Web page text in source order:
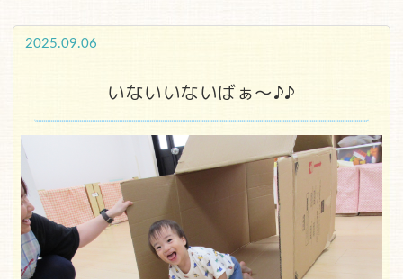
2025.09.06
いないいないばぁ～♪♪